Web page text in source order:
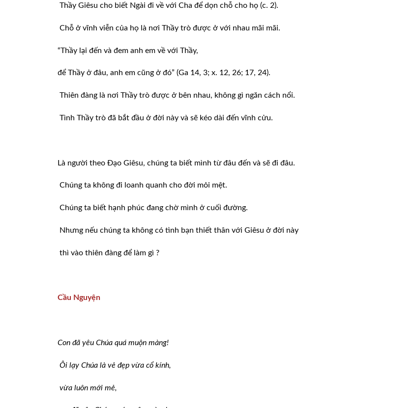
Thầy Giêsu cho biết Ngài đi về với Cha để dọn chỗ cho họ (c. 2).
Chỗ ở vĩnh viễn của họ là nơi Thầy trò được ở với nhau mãi mãi.
“Thầy lại đến và đem anh em về với Thầy,
để Thầy ở đâu, anh em cũng ở đó” (Ga 14, 3; x. 12, 26; 17, 24).
Thiên đàng là nơi Thầy trò được ở bên nhau, không gì ngăn cách nổi.
Tình Thầy trò đã bắt đầu ở đời này và sẽ kéo dài đến vĩnh cửu.
Là người theo Đạo Giêsu, chúng ta biết mình từ đâu đến và sẽ đi đâu.
Chúng ta không đi loanh quanh cho đời mỏi mệt.
Chúng ta biết hạnh phúc đang chờ mình ở cuối đường.
Nhưng nếu chúng ta không có tình bạn thiết thân với Giêsu ở đời này
thì vào thiên đàng để làm gì ?
Cầu Nguyện
Con đã yêu Chúa quá muộn màng!
Ôi lạy Chúa là vẻ đẹp vừa cổ kính,
vừa luôn mới mẻ,